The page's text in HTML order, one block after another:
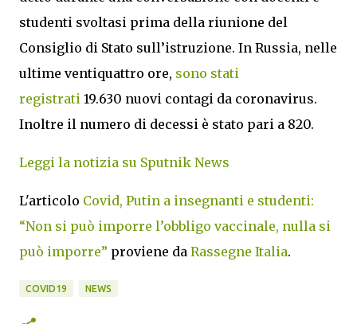
studenti svoltasi prima della riunione del
Consiglio di Stato sull’istruzione. In Russia, nelle
ultime ventiquattro ore, sono stati
registrati 19.630 nuovi contagi da coronavirus.
Inoltre il numero di decessi è stato pari a 820.
Leggi la notizia su Sputnik News
L'articolo Covid, Putin a insegnanti e studenti:
“Non si può imporre l’obbligo vaccinale, nulla si
può imporre” proviene da Rassegne Italia.
COVID19 NEWS